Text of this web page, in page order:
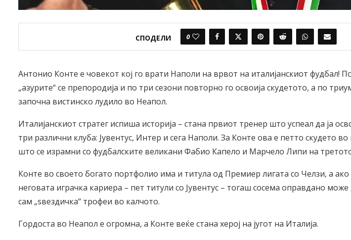
СПОДЕЛИ 0
Антонио Конте е човекот кој го врати Наполи на врвот на италијанскиот фудбал!
„азурите“ се препородија и по три сезони повторно го освоија скудетото, а по
започна вистинско лудило во Неапол.
Италијанскиот стратег испиша историја – стана првиот тренер што успеал да ја
три различни клуба: Јувентус, Интер и сега Наполи. За Конте ова е петто скудето
што се израмни со фудбалските великани Фабио Капело и Марчело Липи на
Конте во своето богато портфолио има и титула од Премиер лигата со Челзи, а
неговата играчка кариера – пет титули со Јувентус – тогаш сосема оправдано
сам „ѕвездичка“ трофеи во калчото.
Гордоста во Неапол е огромна, а Конте веќе стана херој на југот на Италија.